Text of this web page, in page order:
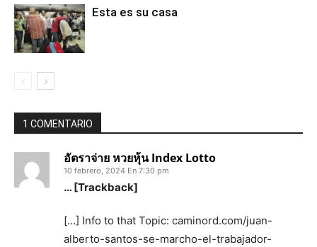
Esta es su casa
1 COMENTARIO
อัตราจ่าย หวยหุ้น Index Lotto
10 febrero, 2024 En 7:30 pm
… [Trackback]
[…] Info to that Topic: caminord.com/juan-
alberto-santos-se-marcho-el-trabajador-